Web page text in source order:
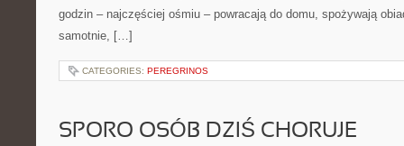
godzin – najczęściej ośmiu – powracają do domu, spożywają
samotnie, […]
CATEGORIES: PEREGRINOS
SPORO OSÓB DZIŚ CHORUJE